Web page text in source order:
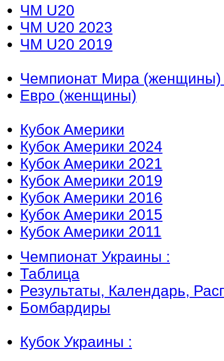
ЧМ U20
ЧМ U20 2023
ЧМ U20 2019
Чемпионат Мира (женщины)
Евро (женщины)
Кубок Америки
Кубок Америки 2024
Кубок Америки 2021
Кубок Америки 2019
Кубок Америки 2016
Кубок Америки 2015
Кубок Америки 2011
Чемпионат Украины :
Таблица
Результаты, Календарь,
Бомбардиры
Кубок Украины :